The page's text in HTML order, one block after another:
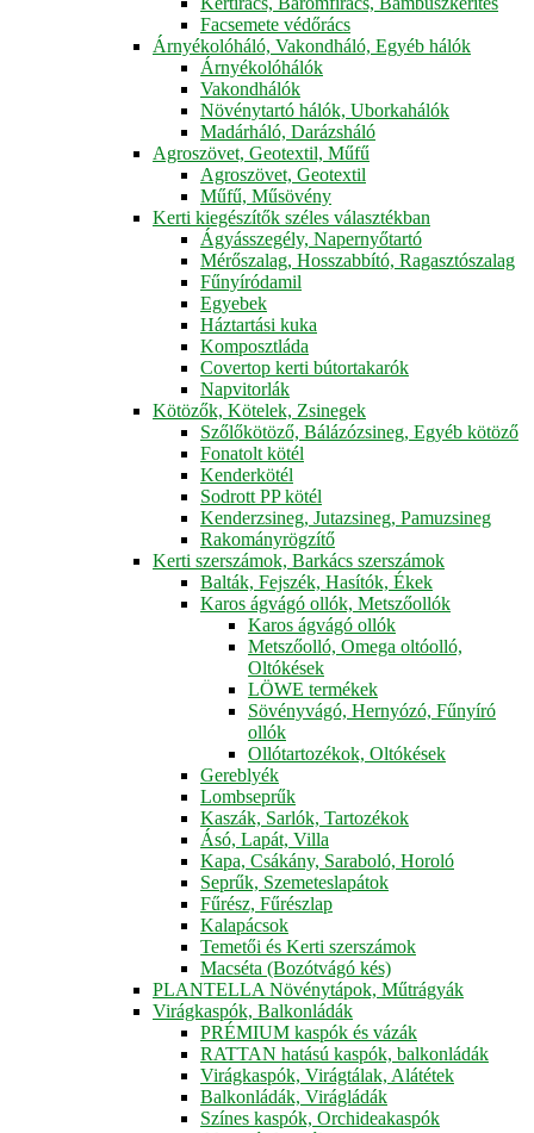
Facsemete védőrács
Árnyékolóháló, Vakondháló, Egyéb hálók
Árnyékolóhálók
Vakondhálók
Növénytartó hálók, Uborkahálók
Madárháló, Darázsháló
Agroszövet, Geotextil, Műfű
Agroszövet, Geotextil
Műfű, Műsövény
Kerti kiegészítők széles választékban
Ágyásszegély, Napernyőtartó
Mérőszalag, Hosszabbító, Ragasztószalag
Fűnyíródamil
Egyebek
Háztartási kuka
Komposztláda
Covertop kerti bútortakarók
Napvitorlák
Kötözők, Kötelek, Zsinegek
Szőlőkötöző, Bálázózsineg, Egyéb kötöző
Fonatolt kötél
Kenderkötél
Sodrott PP kötél
Kenderzsineg, Jutazsineg, Pamuzsineg
Rakományrögzítő
Kerti szerszámok, Barkács szerszámok
Balták, Fejszék, Hasítók, Ékek
Karos ágvágó ollók, Metszőollók
Karos ágvágó ollók
Metszőolló, Omega oltóolló,
Oltókések
LÖWE termékek
Sövényvágó, Hernyózó, Fűnyíró
ollók
Ollótartozékok, Oltókések
Gereblyék
Lombseprűk
Kaszák, Sarlók, Tartozékok
Ásó, Lapát, Villa
Kapa, Csákány, Saraboló, Horoló
Seprűk, Szemeteslapátok
Fűrész, Fűrészlap
Kalapácsok
Temetői és Kerti szerszámok
Macséta (Bozótvágó kés)
PLANTELLA Növénytápok, Műtrágyák
Virágkaspók, Balkonládák
PRÉMIUM kaspók és vázák
RATTAN hatású kaspók, balkonládák
Virágkaspók, Virágtálak, Alátétek
Balkonládák, Virágládák
Színes kaspók, Orchideakaspók